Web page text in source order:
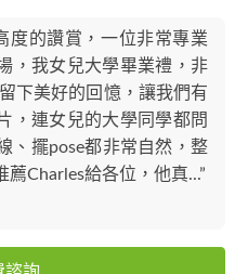
度的讚賞，一位非常專業
，我女兒大學畢業禮，非
下美好的回憶，讓我們有
，連女兒的大學同學都問
、擺pose都非常自然，整
Charles給各位，他真...”